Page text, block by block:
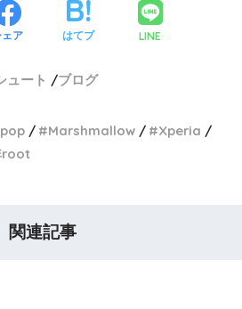
ェア はてブ LINE
ュート
ブログ
Marshmallow
Xperia
root
関連記事